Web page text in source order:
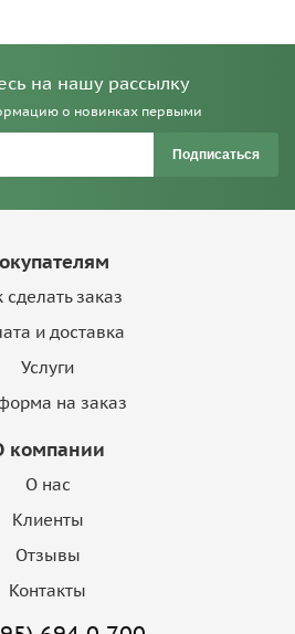
на нашу рассылку
о новинках первыми
Подписаться
сделать заказ
и доставка
Услуги
на заказ
компании
О нас
Клиенты
Отзывы
Контакты